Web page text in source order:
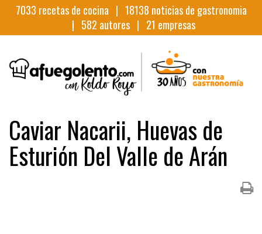
7033 recetas de cocina | 18138 noticias de gastronomia
| 582 autores | 21 empresas
Caviar Nacarii, Huevas de
Esturión Del Valle de Arán